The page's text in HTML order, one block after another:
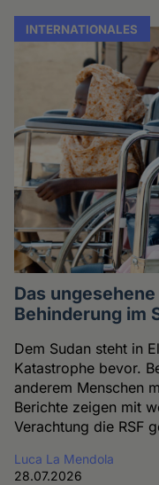
INTERNATIONALES
Das
Behinderung im
Dem Sudan steht in
Katastrophe bevor.
anderem Menschen
Berichte zeigen mit
Verachtung die RSF
Luca La Mendola
28.07.2026